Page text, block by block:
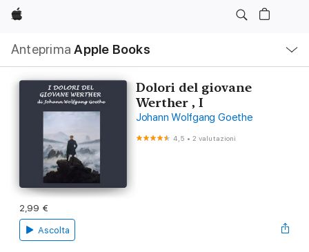
Apple
Anteprima Apple Books
locale
Apri
Menu
Dolori del giovane
Werther , I
Johann Wolfgang Goethe
4,5 •2 valutazioni
2,99 €
Ascolta